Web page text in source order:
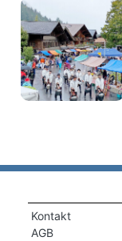
Kontakt
AGB